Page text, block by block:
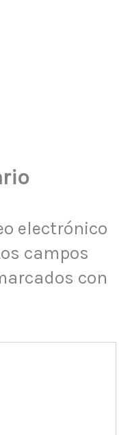
electrónico
campos
con